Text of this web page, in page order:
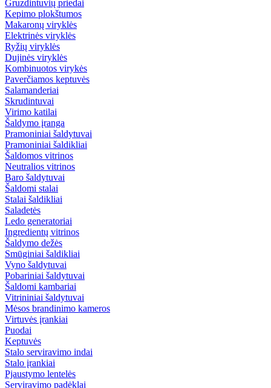
Gruzdintuvių priedai
Kepimo plokštumos
Makaronų viryklės
Elektrinės viryklės
Ryžių viryklės
Dujinės viryklės
Kombinuotos virykės
Paverčiamos keptuvės
Salamanderiai
Skrudintuvai
Virimo katilai
Šaldymo įranga
Pramoniniai šaldytuvai
Pramoniniai šaldikliai
Šaldomos vitrinos
Neutralios vitrinos
Baro šaldytuvai
Šaldomi stalai
Stalai šaldikliai
Saladetės
Ledo generatoriai
Ingredientų vitrinos
Šaldymo dežės
Smūginiai šaldikliai
Vyno šaldytuvai
Pobariniai šaldytuvai
Šaldomi kambariai
Vitrininiai šaldytuvai
Mėsos brandinimo kameros
Virtuvės įrankiai
Puodai
Keptuvės
Stalo serviravimo indai
Stalo įrankiai
Pjaustymo lentelės
Serviravimo padėklai